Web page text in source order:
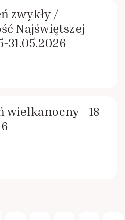
zwykły /
Najświętszej
31.05.2026
wielkanocny - 18-